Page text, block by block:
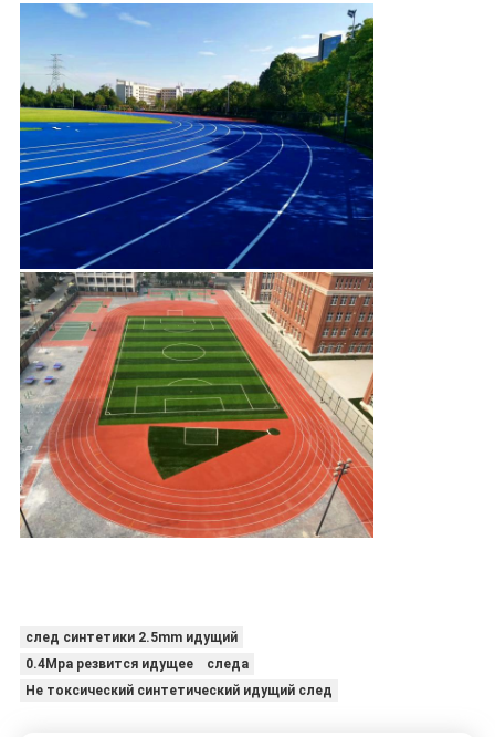
след синтетики 2.5mm идущий
0.4Mpa резвится идущее следа
Не токсический синтетический идущий след